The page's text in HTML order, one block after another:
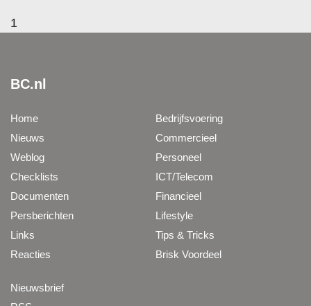
1
BC.nl
Home
Nieuws
Weblog
Checklists
Documenten
Persberichten
Links
Reacties
Bedrijfsvoering
Commercieel
Personeel
ICT/Telecom
Financieel
Lifestyle
Tips & Tricks
Brisk Voordeel
Nieuwsbrief